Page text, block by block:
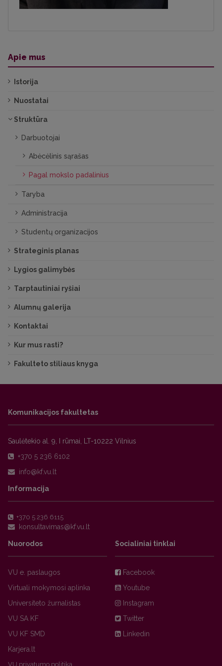
Apie mus
Istorija
Nuostatai
Struktūra
Darbuotojai
Abėcėlinis sąrašas
Pagal mokslo padalinius
Taryba
Administracija
Studentų organizacijos
Strateginis planas
Lygios galimybės
Tarptautiniai ryšiai
Alumnų galerija
Kontaktai
Kur mus rasti?
Fakulteto stiliaus knyga
Komunikacijos fakultetas
Saulėtekio al. 9, I rūmai, LT-10222 Vilnius
+370 5 236 6102
Informacija
+370 5 236 6115
Nuorodos
VU e. paslaugos
Virtuali mokymosi aplinka
Universiteto žurnalistas
VU SA KF
VU KF SMD
Karjera.lt
VU privatumo politika
Socialiniai tinklai
Facebook
Youtube
Instagram
Twitter
Linkedin